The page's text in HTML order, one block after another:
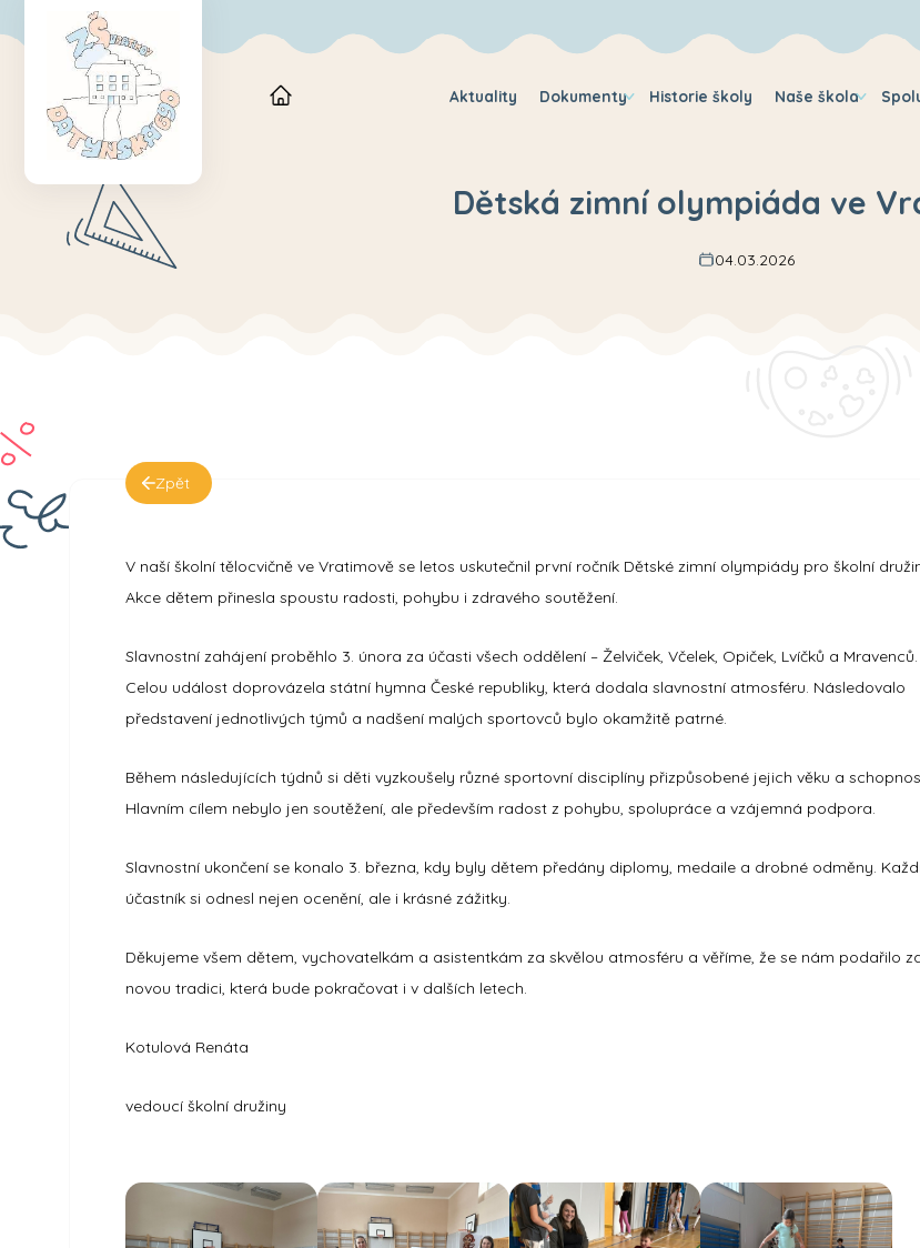
Aktuality Dokumenty Historie školy Naše škola
Dětská zimní olympiáda ve
04.03.2026
Zpět
V naší školní tělocvičně ve Vratimově se letos uskutečnil první ročník Dětské zimní olympiády pro školní
Akce dětem přinesla spoustu radosti, pohybu i zdravého soutěžení.
Slavnostní zahájení proběhlo 3. února za účasti všech oddělení – Želviček, Včelek, Opiček, Lvíčků a Mravenců.
Celou událost doprovázela státní hymna České republiky, která dodala slavnostní atmosféru. Následovalo
představení jednotlivých týmů a nadšení malých sportovců bylo okamžitě patrné.
Během následujících týdnů si děti vyzkoušely různé sportovní disciplíny přizpůsobené jejich věku a
Hlavním cílem nebylo jen soutěžení, ale především radost z pohybu, spolupráce a vzájemná podpora.
Slavnostní ukončení se konalo 3. března, kdy byly dětem předány diplomy, medaile a drobné odměny.
účastník si odnesl nejen ocenění, ale i krásné zážitky.
Děkujeme všem dětem, vychovatelkám a asistentkám za skvělou atmosféru a věříme, že se nám podařilo
novou tradici, která bude pokračovat i v dalších letech.
Kotulová Renáta
vedoucí školní družiny